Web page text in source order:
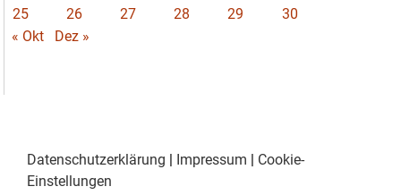
25
26 27 28 29
30
« Okt
Dez »
Datenschutzerklärung | Impressum | Cookie-
Einstellungen